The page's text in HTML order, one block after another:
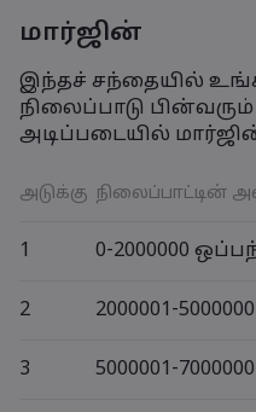
மார்ஜின்
இந்தச் சந்தையில்
நிலைப்பாடு
அடிப்படையில்
அடுக்கு நிலைப்பாட்டின்
1 0-2000000
2 2000001-
3 5000001-